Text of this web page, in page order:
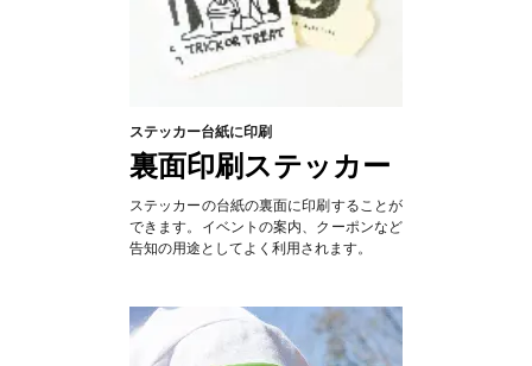
ステッカー台紙に印刷
裏面印刷ステッカー
ステッカーの台紙の裏面に印刷することが
できます。イベントの案内、クーポンなど
告知の用途としてよく利用されます。